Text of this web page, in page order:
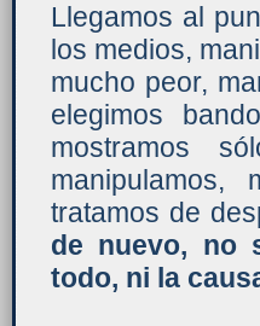
Llegamos al
los medios,
mucho peor,
elegimos
mostramos
tratamos de
de nuevo, no
todo, ni la